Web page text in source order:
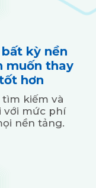
kỳ nền
muốn thay
hơn
kiếm và
với mức phí
nền tảng.